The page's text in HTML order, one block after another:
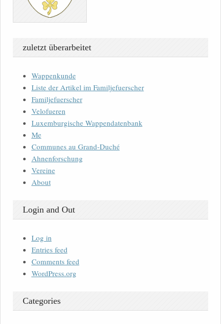
zuletzt überarbeitet
Wappenkunde
Liste der Artikel im Familjefuerscher
Familjefuerscher
Velofueren
Luxemburgische Wappendatenbank
Me
Communes au Grand-Duché
Ahnenforschung
Vereine
About
Login and Out
Log in
Entries feed
Comments feed
WordPress.org
Categories